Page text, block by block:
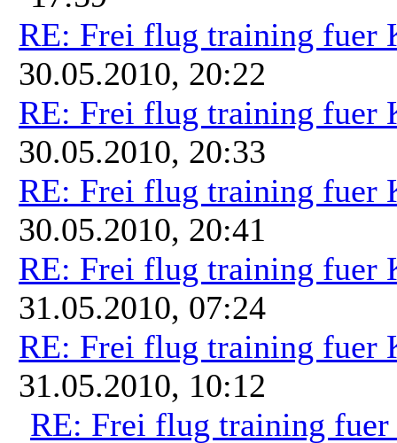
RE: Frei flug training fuer
30.05.2010, 20:22
RE: Frei flug training fuer
30.05.2010, 20:33
RE: Frei flug training fuer
30.05.2010, 20:41
RE: Frei flug training fuer
31.05.2010, 07:24
RE: Frei flug training fuer
31.05.2010, 10:12
RE: Frei flug training fuer